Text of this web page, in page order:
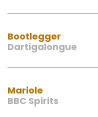
Cocktail à base de
Horaires:
8 Rue
Bootlegger
Dartigalongue
Cocktail à base de
Horaires:
13 Rue
Mariole
BBC Spirits